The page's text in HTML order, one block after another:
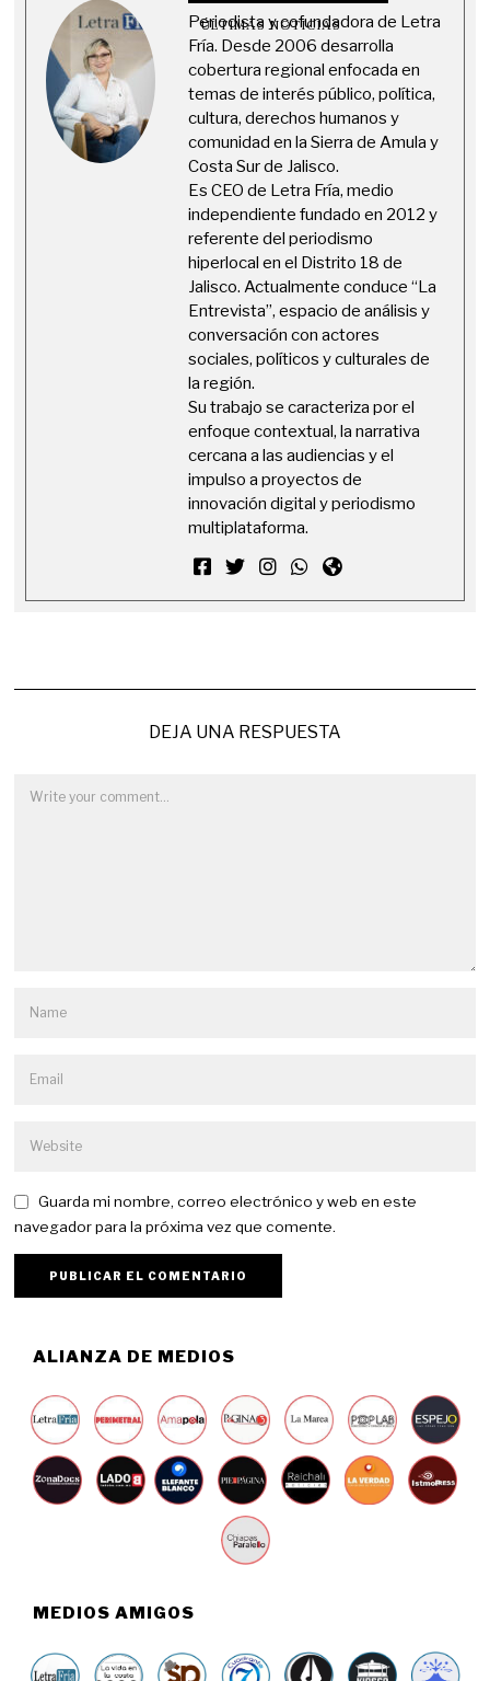
ÚLTIMAS NOTICIAS
Periodista y cofundadora de Letra
Fría. Desde 2006 desarrolla
cobertura regional enfocada en
temas de interés público, política,
cultura, derechos humanos y
comunidad en la Sierra de Amula y
Costa Sur de Jalisco.
Es CEO de Letra Fría, medio
independiente fundado en 2012 y
referente del periodismo
hiperlocal en el Distrito 18 de
Jalisco. Actualmente conduce “La
Entrevista”, espacio de análisis y
conversación con actores
sociales, políticos y culturales de
la región.
Su trabajo se caracteriza por el
enfoque contextual, la narrativa
cercana a las audiencias y el
impulso a proyectos de
innovación digital y periodismo
multiplataforma.
DEJA UNA RESPUESTA
Guarda mi nombre, correo electrónico y web en este
navegador para la próxima vez que comente.
ALIANZA DE MEDIOS
MEDIOS AMIGOS